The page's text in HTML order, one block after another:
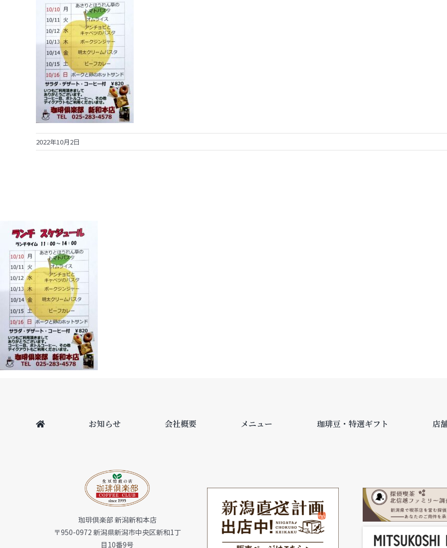
2022年10月2日
お知らせ 会社概要 メニュー 珈琲豆・特選ギフト 店
珈琲倶楽部 新潟新和本店
〒950-0972 新潟県新潟市中央区新和1丁
目10番9号